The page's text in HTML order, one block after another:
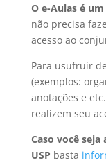
O e-Aulas é
não precisa
acesso ao
Para usufruir
(exemplos:
anotações e
realizem seu
Caso você
USP basta